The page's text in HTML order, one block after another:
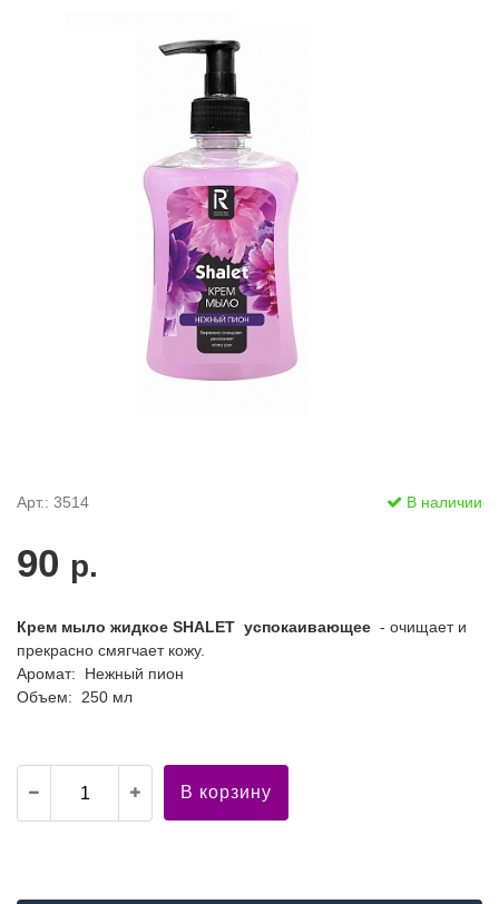
Арт.: 3514 В наличии
90 р.
Крем мыло жидкое SHALET успокаивающее - очищает и
прекрасно смягчает кожу.
Аромат: Нежный пион
Объем: 250 мл
В корзину